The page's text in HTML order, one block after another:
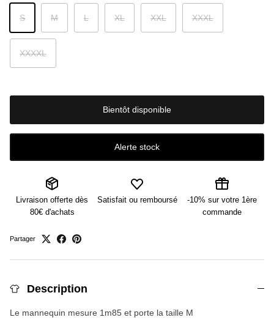
S M L XL XXL XXXL
XXXXL
Bientôt disponible
Alerte stock
Livraison offerte dès
80€ d'achats
Satisfait ou remboursé
-10% sur votre 1ère
commande
Partager
Description
Le mannequin mesure 1m85 et porte la taille M